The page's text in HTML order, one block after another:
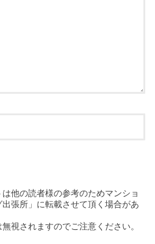
他の読者様の参考のためマンショ
張所」に転載させて頂く場合があ
視されますのでご注意ください。